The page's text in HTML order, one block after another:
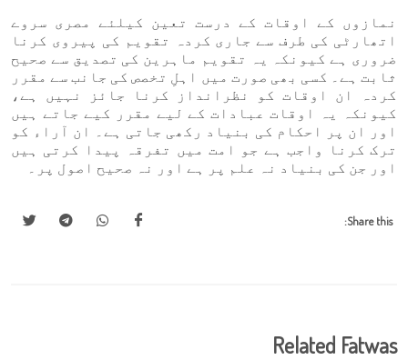
نمازوں کے اوقات کے درست تعین کیلئے مصری سروے
اتھارٹی کی طرف سے جاری کردہ تقویم کی پیروی کرنا
ضروری ہے کیونکہ یہ تقویم ماہرین کی تصدیق سے صحیح
ثابت ہے۔ کسی بھی صورت میں اہلِ تخصص کی جانب سے مقرر
کردہ ان اوقات کو نظرانداز کرنا جائز نہیں ہے،
کیونکہ یہ اوقات عبادات کے لیے مقرر کیے جاتے ہیں
اور ان پر احکام کی بنیاد رکھی جاتی ہے۔ ان آراء کو
ترک کرنا واجب ہے جو امت میں تفرقہ پیدا کرتی ہیں
اور جن کی بنیاد نہ علم پر ہے اور نہ صحیح اصول پر۔
Share this:
Related Fatwas